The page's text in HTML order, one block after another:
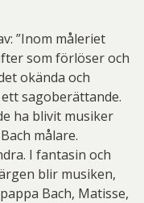
”Inom måleriet
som förlöser och
okända och
sagoberättande.
ha blivit musiker
målare.
I fantasin och
blir musiken,
Bach, Matisse,